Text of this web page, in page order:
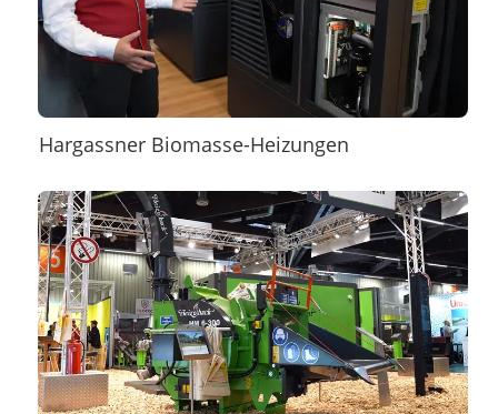
Hargassner Biomasse-Heizungen